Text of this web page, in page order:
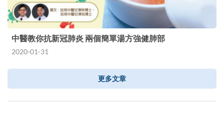
中醫教你抗新冠肺炎 兩個簡單湯方強健肺部
2020-01-31
更多文章